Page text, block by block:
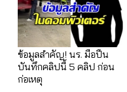
ข้อมูลสำคัญ! นร. มือปืน
บันทึกคลิปนี้ 5 คลิป ก่อน
ก่อเหตุ